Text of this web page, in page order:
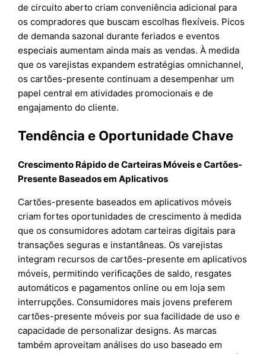
de circuito aberto criam conveniência adicional para
os compradores que buscam escolhas flexíveis. Picos
de demanda sazonal durante feriados e eventos
especiais aumentam ainda mais as vendas. À medida
que os varejistas expandem estratégias omnichannel,
os cartões-presente continuam a desempenhar um
papel central em atividades promocionais e de
engajamento do cliente.
Tendência e Oportunidade Chave
Crescimento Rápido de Carteiras Móveis e Cartões-
Presente Baseados em Aplicativos
Cartões-presente baseados em aplicativos móveis
criam fortes oportunidades de crescimento à medida
que os consumidores adotam carteiras digitais para
transações seguras e instantâneas. Os varejistas
integram recursos de cartões-presente em aplicativos
móveis, permitindo verificações de saldo, resgates
automáticos e pagamentos online ou em loja sem
interrupções. Consumidores mais jovens preferem
cartões-presente móveis por sua facilidade de uso e
capacidade de personalizar designs. As marcas
também aproveitam análises do uso baseado em